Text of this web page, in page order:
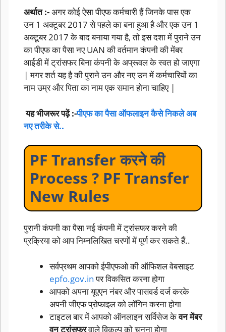
अर्थात :-अगर कोई ऐसा पीएफ कर्मचारी हैं जिनके पास एक
उन 1 अक्टूबर 2017 से पहले का बना हुआ है और एक उन 1
अक्टूबर 2017 के बाद बनाया गया है, तो इस दशा में पुराने उन
का पीएफ का पैसा नए UAN की वर्तमान कंपनी की मेंबर
आईडी में ट्रांसफर बिना कंपनी के अप्रूवल के स्वत हो जाएगा
| मगर शर्त यह है की पुराने उन और नए उन में कर्मचारियों का
नाम उम्र और पिता का नाम एक समान होना चाहिए |
यह भीजरूर पढ़ें :-पीएफ का पैसा ऑफलाइन कैसे निकले अब
नए तरीके से..
PF Transfer करने की
Process ? PF Transfer
New Rules
पुरानी कंपनी का पैसा नई कंपनी में ट्रांसफर करने की
प्रक्रिया को आप निम्नलिखित चरणों में पूर्ण कर सकते हैं..
सर्वप्रथम आपको ईपीएफओ की ऑफिशल वेबसाइट
epfo.gov.inपर विकसित करना होगा
आपको अपना यूएएन नंबर और पासवर्ड दर्ज करके
अपनी जीएफ प्रोफाइल को लॉगिन करना होगा
टाइटल बार में आपको ऑनलाइन सर्विसेज केवन मेंबर
वन ट्रांसफरवाले विकल्प को चुनना होगा